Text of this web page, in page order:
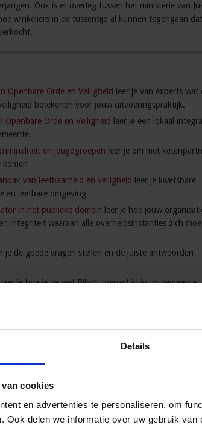
Details
cookies
en advertenties te personaliseren, om
Ook delen we informatie over uw gebruik
Ook is er overleg tussen het ministerie van
winkeliers in de tussentijd al kunnen tegengaan dat
Openbare Orde en Veiligheid leer je van experts wat
betekenen voor jouw uitvoeringspraktijk.
Openbare Orde en Veiligheid leer je een lokaal
en jeugdgroepen leer je om met
komen
van leefbaarheid en veiligheid leer je kwetsbare
en leefbare omgeving
in het publieke domein leer je hoe jouw
integriteit waaraan alle overheidsinstanties zich
je de goede vragen stellen en de juiste antwoorden
je hoe je de wet Bibob toepast in jouw gemeente.
van ondermijning
regio.
ondermijningleer je hoe je voorkomt dat criminele
waar mogelijk voorkomt en waar nodig aanpakt.
met verward gedrag
gedrag organiseert in jouw gemeente.
ex-gedetineerdenleer je hoe je komt tot een